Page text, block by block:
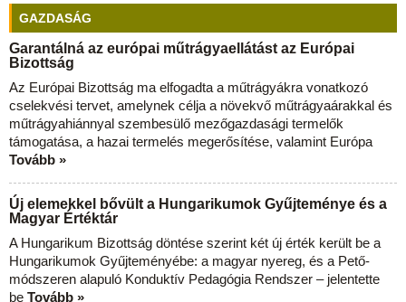
GAZDASÁG
Garantálná az európai műtrágyaellátást az Európai
Bizottság
Az Európai Bizottság ma elfogadta a műtrágyákra vonatkozó
cselekvési tervet, amelynek célja a növekvő műtrágyaárakkal és
műtrágyahiánnyal szembesülő mezőgazdasági termelők
támogatása, a hazai termelés megerősítése, valamint Európa
Tovább »
Új elemekkel bővült a Hungarikumok Gyűjteménye és a
Magyar Értéktár
A Hungarikum Bizottság döntése szerint két új érték került be a
Hungarikumok Gyűjteményébe: a magyar nyereg, és a Pető-
módszeren alapuló Konduktív Pedagógia Rendszer – jelentette
be Tovább »